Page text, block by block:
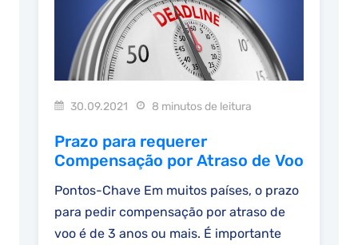
30.09.2021 8 minutos de leitura
Prazo para requerer
Compensação por Atraso de Voo
Pontos-Chave Em muitos países, o prazo
para pedir compensação por atraso de
voo é de 3 anos ou mais. É importante